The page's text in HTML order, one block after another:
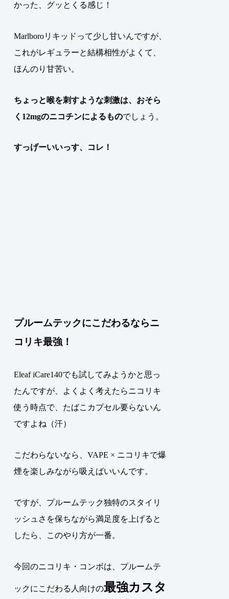
かった、グッとくる感じ！
Marlboroリキッドって少し甘いんですが、
これがレギュラーと結構相性がよくて、
ほんのり甘苦い。
ちょっと喉を刺すような刺激は、おそら
く12mgのニコチンによるものでしょう 。
すっげーいいっす、コレ！
プルームテックにこだわるならニ
コリキ最強！
Eleaf iCare140でも試してみようかと思っ
たんですが、よくよく考えたらニコリキ
使う時点で、たばこカプセル要らないん
ですよね（汗）
こだわらないなら、VAPE × ニコリキで爆
煙を楽しみながら吸えばいいんです。
ですが、 プルームテック独特のスタイリ
ッシュさを保ちながら満足度を上げると
したら、このやり方が一番。
今回のニコリキ・コンボは、プルームテ
ックにこだわる人向けの最強カスタ